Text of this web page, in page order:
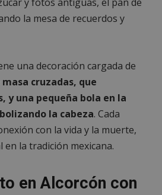
la mesa de recuerdos y
una decoración cargada de
cruzadas, que
y una pequeña bola en la
la cabeza. Cada
con la vida y la muerte,
en la tradición mexicana.
en Alcorcón con